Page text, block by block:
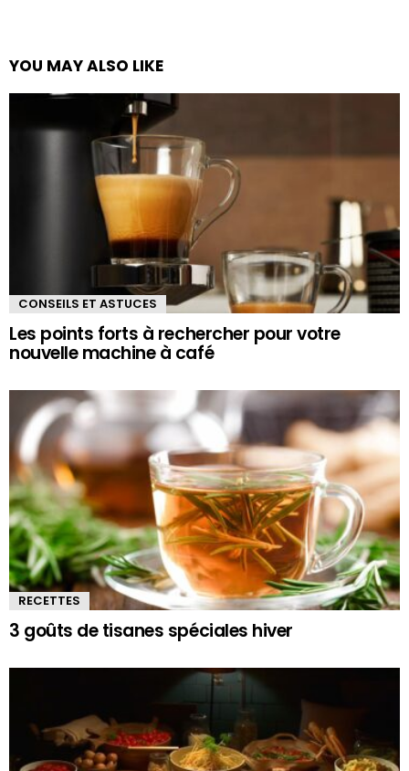
YOU MAY ALSO LIKE
CONSEILS ET ASTUCES
Les points forts à rechercher pour votre
nouvelle machine à café
RECETTES
3 goûts de tisanes spéciales hiver